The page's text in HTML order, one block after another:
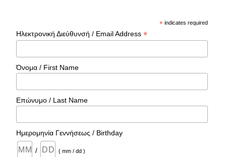
* indicates required
Ηλεκτρονική Διεύθυνσή / Email Address*
Όνομα / First Name
Επώνυμο / Last Name
Ημερομηνία Γεννήσεως / Birthday
/ ( mm / dd )